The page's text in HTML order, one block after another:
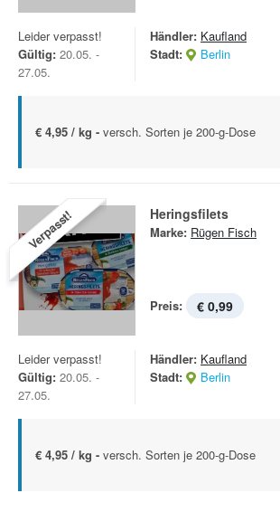
Leider verpasst!
Gültig: 20.05. -
27.05.
Händler: Kaufland
Stadt:
Berlin
€ 4,95 / kg - versch. Sorten je 200-g-Dose
Verpasst! Heringsfilets
Marke: Rügen Fisch
Preis: € 0,99
Leider verpasst!
Gültig: 20.05. -
27.05.
Händler: Kaufland
Stadt:
Berlin
€ 4,95 / kg - versch. Sorten je 200-g-Dose